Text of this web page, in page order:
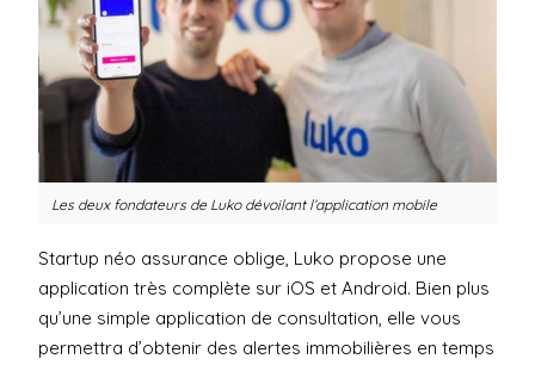
Les deux fondateurs de Luko dévoilant l’application mobile
Startup néo assurance oblige, Luko propose une
application très complète sur iOS et Android. Bien plus
qu’une simple application de consultation, elle vous
permettra d’obtenir des alertes immobilières en temps